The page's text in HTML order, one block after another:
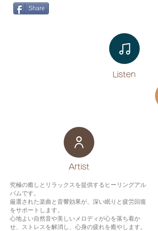
Share
Listen​
​Artist
究極の癒しとリラックスを提供するヒーリングアル
バムです。
厳選された楽曲と音響効果が、深い眠りと疲労回復
をサポートします。
心地よい自然音や美しいメロディが心を落ち着か
せ、ストレスを解消し、心身の疲れを癒やします。